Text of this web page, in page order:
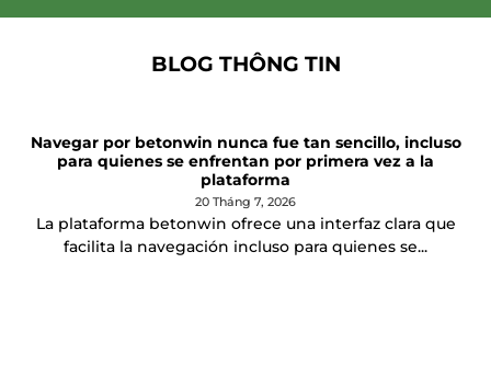
BLOG THÔNG TIN
Navegar por betonwin nunca fue tan sencillo, incluso
para quienes se enfrentan por primera vez a la
plataforma
20 Tháng 7, 2026
La plataforma betonwin ofrece una interfaz clara que
facilita la navegación incluso para quienes se...